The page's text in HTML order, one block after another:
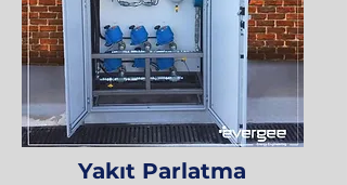
Yakıt Parlatma